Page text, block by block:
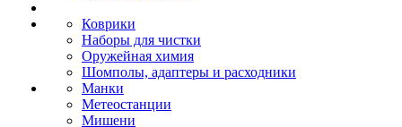
Коврики
Наборы для чистки
Оружейная химия
Шомполы, адаптеры и расходники
Манки
Метеостанции
Мишени